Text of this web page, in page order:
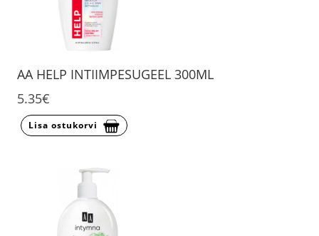
AA HELP INTIIMPESUGEEL 300ML
5.35€
Lisa ostukorvi